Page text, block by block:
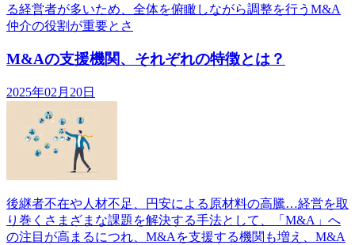
る経営者が多いため、全体を俯瞰しながら調整を行うM&A
仲介の役割が重要とさ
M&Aの支援機関、それぞれの特徴とは？
2025年02月20日
後継者不在や人材不足、円安による原材料の高騰…経営を取
り巻くさまざまな課題を解決する手法として、「M&A」へ
の注目が高まるにつれ、M&Aを支援する機関も増え、M&A